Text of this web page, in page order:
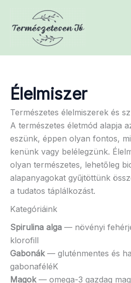
content
Élelmiszer
Természetes élelmiszerek és
A természetes életmód alapja
eszünk, éppen olyan fontos,
kenünk vagy belélegzünk.
olyan természetes, lehetőleg
alapanyagokat gyűjtöttünk
a tudatos táplálkozást.
Kategóriáink
Spirulina alga — növényi
klorofill
Gabonák— gluténmentes és
gabonaféléK
Magok— omega-3 gazdag